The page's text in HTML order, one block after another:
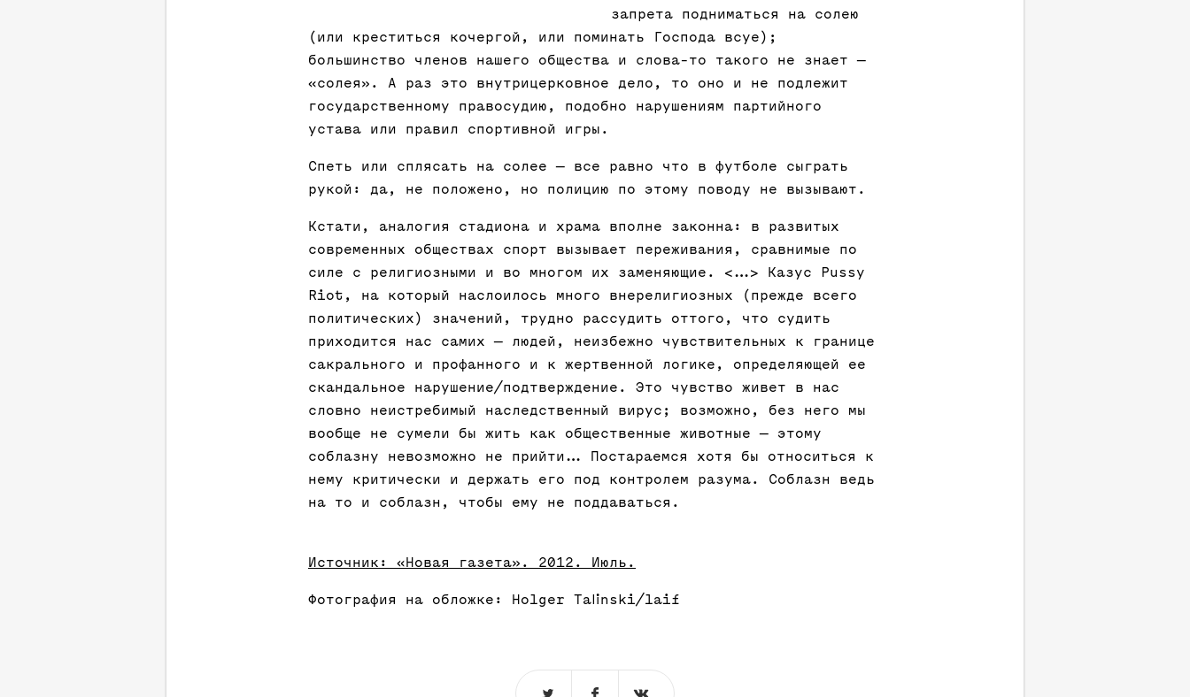
запрета подниматься на солею
(или креститься кочергой, или поминать Господа всуе);
большинство членов нашего общества и слова-то такого не знает —
«солея». А раз это внутрицерковное дело, то оно и не подлежит
государственному правосудию, подобно нарушениям партийного
устава или правил спортивной игры.
Спеть или сплясать на солее — все равно что в футболе сыграть
рукой: да, не положено, но полицию по этому поводу не вызывают.
Кстати, аналогия стадиона и храма вполне законна: в развитых
современных обществах спорт вызывает переживания, сравнимые по
силе с религиозными и во многом их заменяющие. <...> Казус Pussy
Riot, на который наслоилось много внерелигиозных (прежде всего
политических) значений, трудно рассудить оттого, что судить
приходится нас самих — людей, неизбежно чувствительных к границе
сакрального и профанного и к жертвенной логике, определяющей ее
скандальное нарушение/подтверждение. Это чувство живет в нас
словно неистребимый наследственный вирус; возможно, без него мы
вообще не сумели бы жить как общественные животные — этому
соблазну невозможно не прийти… Постараемся хотя бы относиться к
нему критически и держать его под контролем разума. Соблазн ведь
на то и соблазн, чтобы ему не поддаваться.
Источник: «Новая газета». 2012. Июль.
Фотография на обложке: Holger Talinski/laif